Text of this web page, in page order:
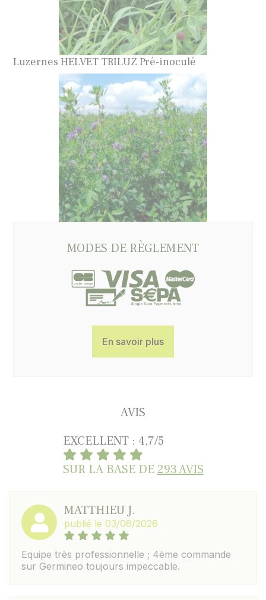
Luzernes HELVET TRILUZ Pré-inoculé
MODES DE RÈGLEMENT
En savoir plus
AVIS
EXCELLENT : 4,7/5
SUR LA BASE DE293 AVIS
MATTHIEU J.
publié le 03/06/2026
Equipe très professionnelle ; 4ème commande
sur Germineo toujours impeccable.